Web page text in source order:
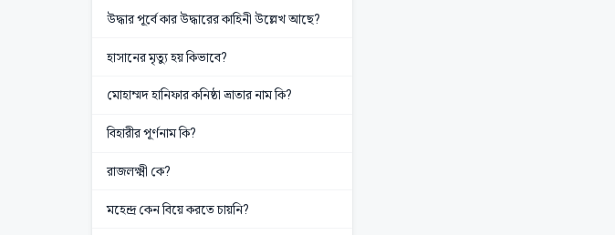
উদ্ধার পূর্বে কার উদ্ধারের কাহিনী উল্লেখ আছে?
হাসানের মৃত্যু হয় কিভাবে?
মোহাম্মদ হানিফার কনিষ্ঠা ভ্রাতার নাম কি?
বিহারীর পূর্ণনাম কি?
রাজলক্ষ্মী কে?
মহেন্দ্র কেন বিয়ে করতে চায়নি?